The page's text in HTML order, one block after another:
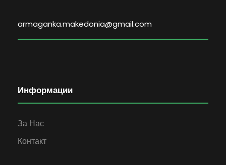
armaganka.makedonia@gmail.com
Информации
За Нас
Контакт